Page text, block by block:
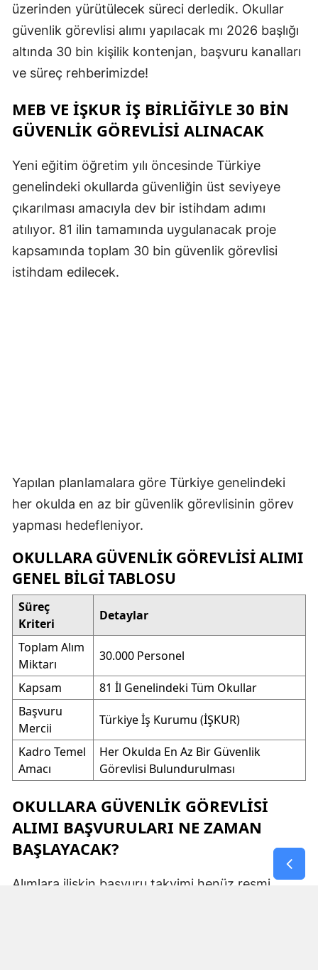
üzerinden yürütülecek süreci derledik. Okullar
güvenlik görevlisi alımı yapılacak mı 2026 başlığı
altında 30 bin kişilik kontenjan, başvuru kanalları
ve süreç rehberimizde!
MEB VE İŞKUR İŞ BIRLIĞIYLE 30 BIN
GÜVENLIK GÖREVLISI ALINACAK
Yeni eğitim öğretim yılı öncesinde Türkiye
genelindeki okullarda güvenliğin üst seviyeye
çıkarılması amacıyla dev bir istihdam adımı
atılıyor. 81 ilin tamamında uygulanacak proje
kapsamında toplam 30 bin güvenlik görevlisi
istihdam edilecek.
Yapılan planlamalara göre Türkiye genelindeki
her okulda en az bir güvenlik görevlisinin görev
yapması hedefleniyor.
OKULLARA GÜVENLIK GÖREVLISI ALIMI
GENEL BILGI TABLOSU
Süreç
Kriteri
Detaylar
Toplam Alım
Miktarı
30.000 Personel
Kapsam
81 İl Genelindeki Tüm Okullar
Başvuru
Mercii
Türkiye İş Kurumu (İŞKUR)
Kadro Temel
Amacı
Her Okulda En Az Bir Güvenlik
Görevlisi Bulundurulması
OKULLARA GÜVENLIK GÖREVLISI
ALIMI BAŞVURULARI NE ZAMAN
BAŞLAYACAK?
Alımlara ilişkin başvuru takvimi henüz resmi